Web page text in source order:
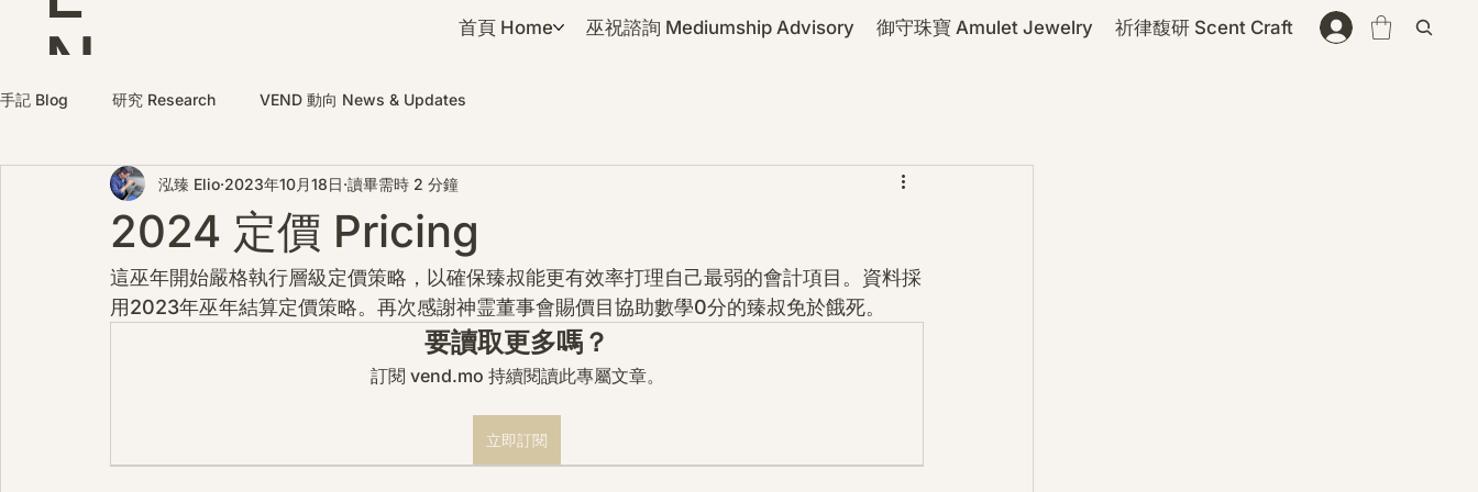
N
D
首頁 Home 巫祝諮詢 Mediumship Advisory 御守珠寶 Amulet Jewelry 祈律馥研 Scent Craft
手記 Blog 研究 Research VEND 動向 News & Updates
2024 定價 Pricing
泓臻 Elio 2023年10月18日 讀畢需時 2 分鐘
這巫年開始嚴格執行層級定價策略，以確保臻叔能更有效率打理自己最弱的會計項目。資料採
用2023年巫年結算定價策略。再次感謝神霊董事會賜價目協助數學0分的臻叔免於餓死。
要讀取更多嗎？
訂閱 vend.mo 持續閱讀此專屬文章。
立即訂閱